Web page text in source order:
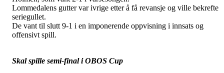
Lommedalens gutter var ivrige etter å få revansje og ville bekrefte
seriegullet.
De vant til slutt 9-1 i en imponerende oppvisning i innsats og
offensivt spill.
Skal spille semi-final i OBOS Cup